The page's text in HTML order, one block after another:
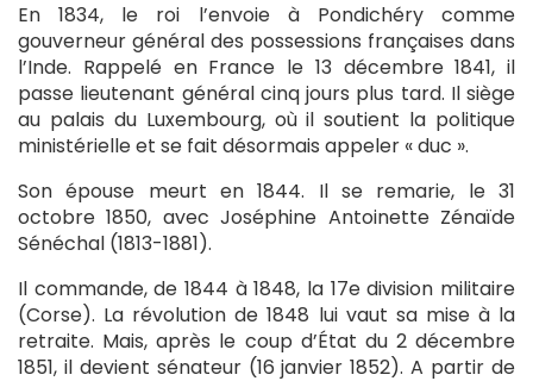
En 1834, le roi l’envoie à Pondichéry comme
gouverneur général des possessions françaises dans
l’Inde. Rappelé en France le 13 décembre 1841, il
passe lieutenant général cinq jours plus tard. Il siège
au palais du Luxembourg, où il soutient la politique
ministérielle et se fait désormais appeler « duc ».
Son épouse meurt en 1844. Il se remarie, le 31
octobre 1850, avec Joséphine Antoinette Zénaïde
Sénéchal (1813-1881).
Il commande, de 1844 à 1848, la 17e division militaire
(Corse). La révolution de 1848 lui vaut sa mise à la
retraite. Mais, après le coup d’État du 2 décembre
1851, il devient sénateur (16 janvier 1852). A partir de